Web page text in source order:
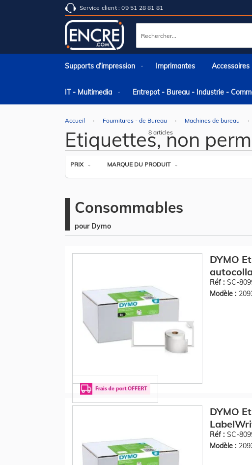
Service client : 09 51 28 81 81
Rechercher
Supports d’impression Imprimantes Accessoires
IT - Multimedia Entrepot - Bureau - Industrie -
Accueil Fournitures - de Bureau Machines de bureau
Etiquettes, non
PRIX MARQUE DU PRODUIT
8 articles
Consommables
pour Dymo
DYMO
Réf : SC-
Modèle :
DYMO
Réf : SC-
Modèle :